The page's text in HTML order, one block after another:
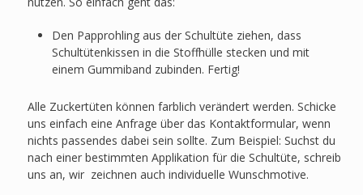
Den Papprohling aus der Schultüte ziehen, dass
Schultütenkissen in die Stoffhülle stecken und mit
einem Gummiband zubinden. Fertig!
Alle Zuckertüten können farblich verändert werden. Schicke
uns einfach eine Anfrage über das Kontaktformular, wenn
nichts passendes dabei sein sollte. Zum Beispiel: Suchst du
nach einer bestimmten Applikation für die Schultüte, schreib
uns an, wir zeichnen auch individuelle Wunschmotive.